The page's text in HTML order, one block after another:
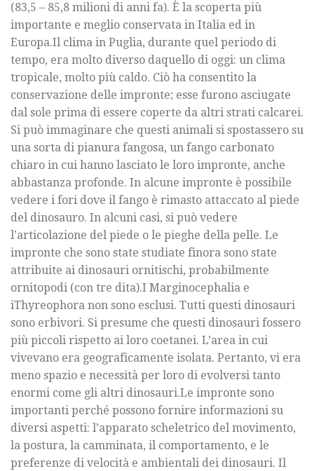
(83,5 – 85,8 milioni di anni fa). È la scoperta più
importante e meglio conservata in Italia ed in
Europa.Il clima in Puglia, durante quel periodo di
tempo, era molto diverso daquello di oggi: un clima
tropicale, molto più caldo. Ciò ha consentito la
conservazione delle impronte; esse furono asciugate
dal sole prima di essere coperte da altri strati calcarei.
Si può immaginare che questi animali si spostassero su
una sorta di pianura fangosa, un fango carbonato
chiaro in cui hanno lasciato le loro impronte, anche
abbastanza profonde. In alcune impronte è possibile
vedere i fori dove il fango è rimasto attaccato al piede
del dinosauro. In alcuni casi, si può vedere
l’articolazione del piede o le pieghe della pelle. Le
impronte che sono state studiate finora sono state
attribuite ai dinosauri ornitischi, probabilmente
ornitopodi (con tre dita).I Marginocephalia e
iThyreophora non sono esclusi. Tutti questi dinosauri
sono erbivori. Si presume che questi dinosauri fossero
più piccoli rispetto ai loro coetanei. L’area in cui
vivevano era geograficamente isolata. Pertanto, vi era
meno spazio e necessità per loro di evolversi tanto
enormi come gli altri dinosauri.Le impronte sono
importanti perché possono fornire informazioni su
diversi aspetti: l’apparato scheletrico del movimento,
la postura, la camminata, il comportamento, e le
preferenze di velocità e ambientali dei dinosauri. Il